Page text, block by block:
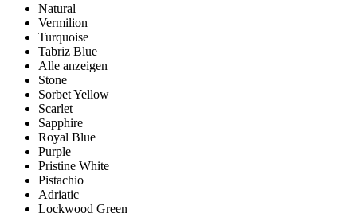
Natural
Vermilion
Turquoise
Tabriz Blue
Alle anzeigen
Stone
Sorbet Yellow
Scarlet
Sapphire
Royal Blue
Purple
Pristine White
Pistachio
Adriatic
Lockwood Green